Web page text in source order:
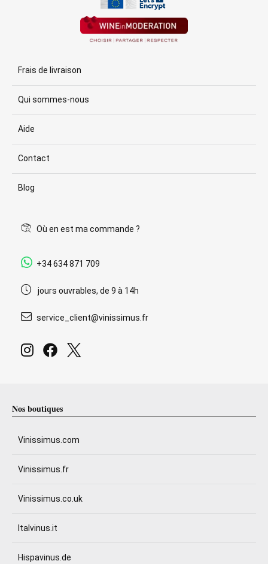
Frais de livraison
Qui sommes-nous
Aide
Contact
Blog
Où en est ma commande ?
+34 634 871 709
jours ouvrables, de 9 à 14h
service_client@vinissimus.fr
Nos boutiques
Vinissimus.com
Vinissimus.fr
Vinissimus.co.uk
Italvinus.it
Hispavinus.de